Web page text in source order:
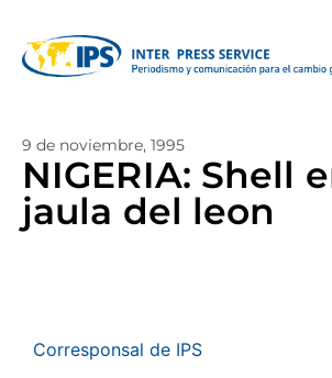
9 de noviembre, 1995
NIGERIA: Shell
jaula del leon
Corresponsal de IPS